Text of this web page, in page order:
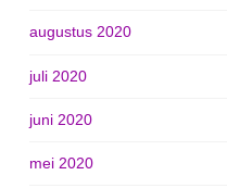
augustus 2020
juli 2020
juni 2020
mei 2020